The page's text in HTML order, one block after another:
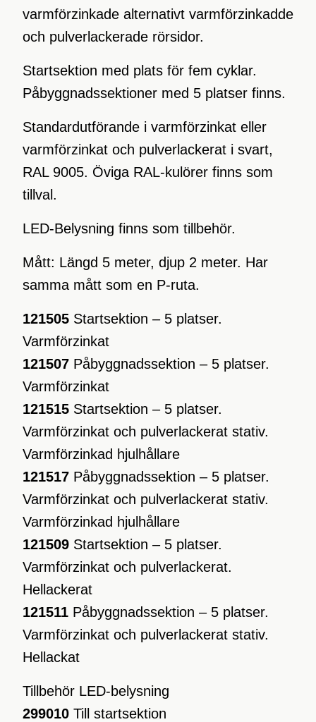
varmförzinkade alternativt varmförzinkadde
och pulverlackerade rörsidor.
Startsektion med plats för fem cyklar.
Påbyggnadssektioner med 5 platser finns.
Standardutförande i varmförzinkat eller
varmförzinkat och pulverlackerat i svart,
RAL 9005. Öviga RAL-kulörer finns som
tillval.
LED-Belysning finns som tillbehör.
Mått: Längd 5 meter, djup 2 meter. Har
samma mått som en P-ruta.
121505 Startsektion – 5 platser.
Varmförzinkat
121507 Påbyggnadssektion – 5 platser.
Varmförzinkat
121515 Startsektion – 5 platser.
Varmförzinkat och pulverlackerat stativ.
Varmförzinkad hjulhållare
121517 Påbyggnadssektion – 5 platser.
Varmförzinkat och pulverlackerat stativ.
Varmförzinkad hjulhållare
121509 Startsektion – 5 platser.
Varmförzinkat och pulverlackerat.
Hellackerat
121511 Påbyggnadssektion – 5 platser.
Varmförzinkat och pulverlackerat stativ.
Hellackat
Tillbehör LED-belysning
299010 Till startsektion